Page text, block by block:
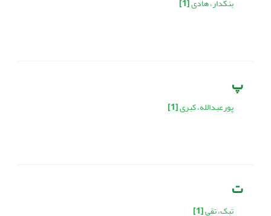
بنکدار، هادی[1]
پ
پورعبدالله، کبری[1]
ت
تبک، تقی[1]